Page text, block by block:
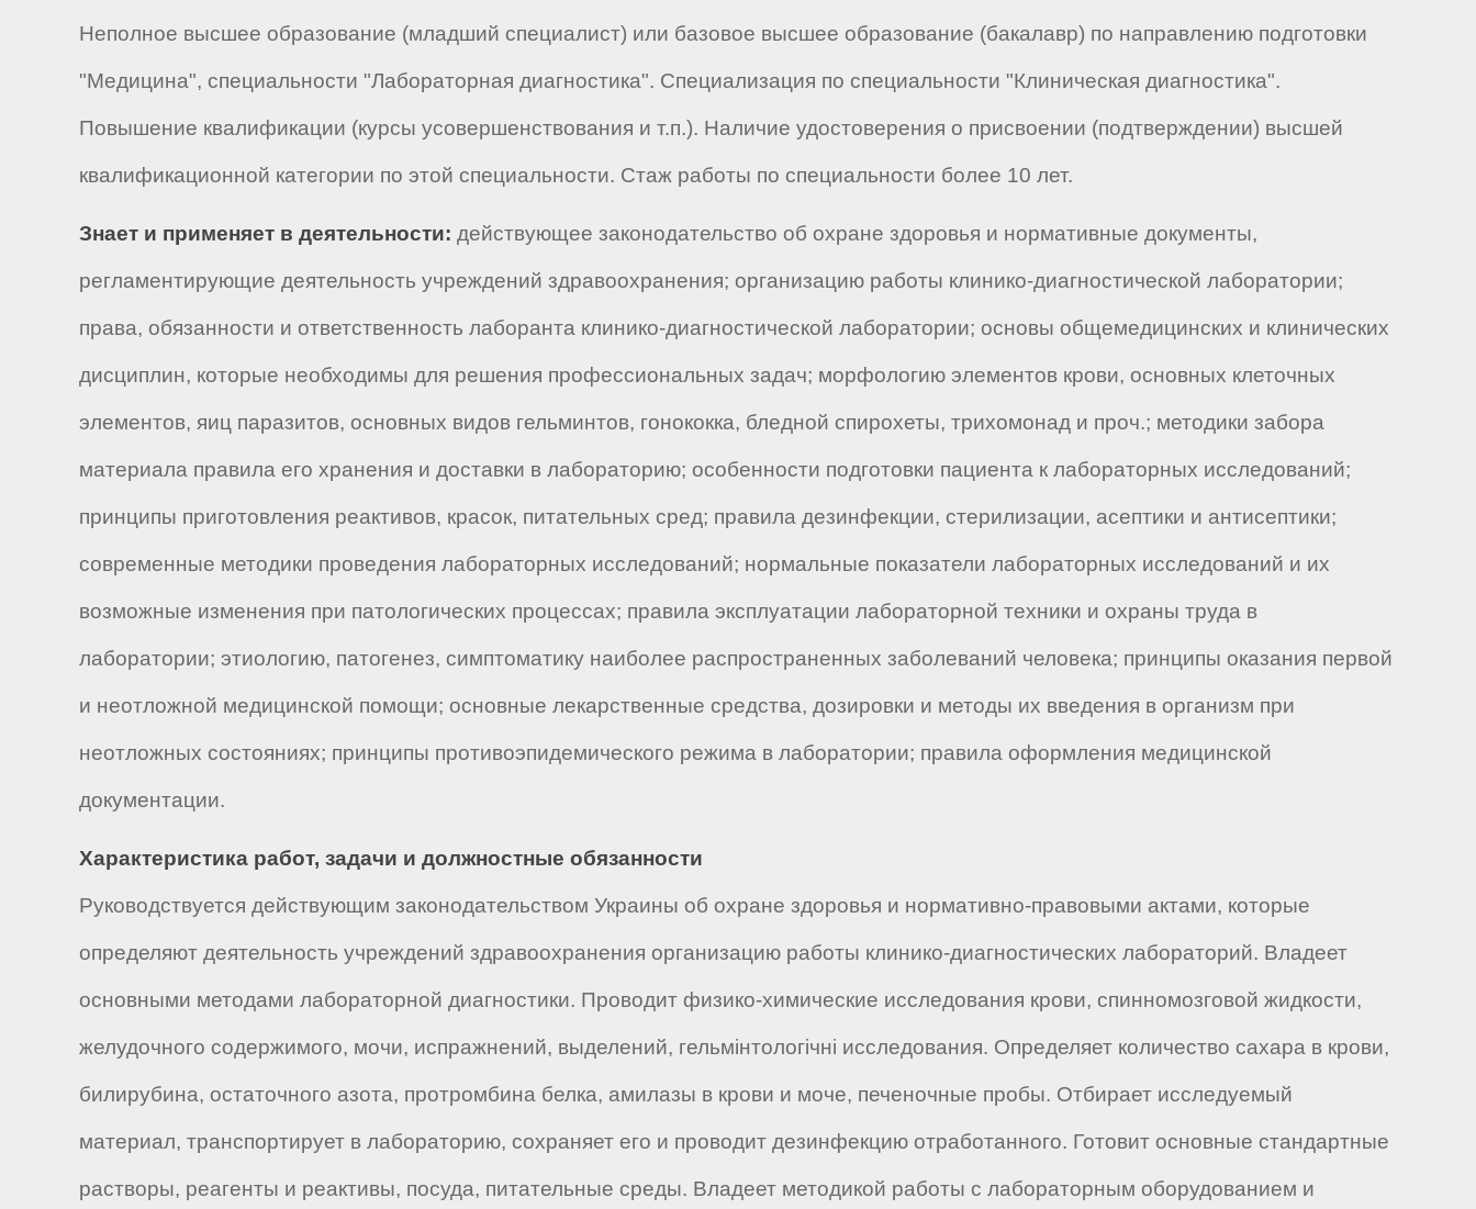
Неполное высшее образование (младший специалист) или базовое высшее образование (бакалавр) по направлению подготовки
"Медицина", специальности "Лабораторная диагностика". Специализация по специальности "Клиническая диагностика".
Повышение квалификации (курсы усовершенствования и т.п.). Наличие удостоверения о присвоении (подтверждении) высшей
квалификационной категории по этой специальности. Стаж работы по специальности более 10 лет.
Знает и применяет в деятельности: действующее законодательство об охране здоровья и нормативные документы,
регламентирующие деятельность учреждений здравоохранения; организацию работы клинико-диагностической лаборатории;
права, обязанности и ответственность лаборанта клинико-диагностической лаборатории; основы общемедицинских и клинических
дисциплин, которые необходимы для решения профессиональных задач; морфологию элементов крови, основных клеточных
элементов, яиц паразитов, основных видов гельминтов, гонококка, бледной спирохеты, трихомонад и проч.; методики забора
материала правила его хранения и доставки в лабораторию; особенности подготовки пациента к лабораторных исследований;
принципы приготовления реактивов, красок, питательных сред; правила дезинфекции, стерилизации, асептики и антисептики;
современные методики проведения лабораторных исследований; нормальные показатели лабораторных исследований и их
возможные изменения при патологических процессах; правила эксплуатации лабораторной техники и охраны труда в
лаборатории; этиологию, патогенез, симптоматику наиболее распространенных заболеваний человека; принципы оказания первой
и неотложной медицинской помощи; основные лекарственные средства, дозировки и методы их введения в организм при
неотложных состояниях; принципы противоэпидемического режима в лаборатории; правила оформления медицинской
документации.
Характеристика работ, задачи и должностные обязанности
Руководствуется действующим законодательством Украины об охране здоровья и нормативно-правовыми актами, которые
определяют деятельность учреждений здравоохранения организацию работы клинико-диагностических лабораторий. Владеет
основными методами лабораторной диагностики. Проводит физико-химические исследования крови, спинномозговой жидкости,
желудочного содержимого, мочи, испражнений, выделений, гельмінтологічні исследования. Определяет количество сахара в крови,
билирубина, остаточного азота, протромбина белка, амилазы в крови и моче, печеночные пробы. Отбирает исследуемый
материал, транспортирует в лабораторию, сохраняет его и проводит дезинфекцию отработанного. Готовит основные стандартные
растворы, реагенты и реактивы, посуда, питательные среды. Владеет методикой работы с лабораторным оборудованием и